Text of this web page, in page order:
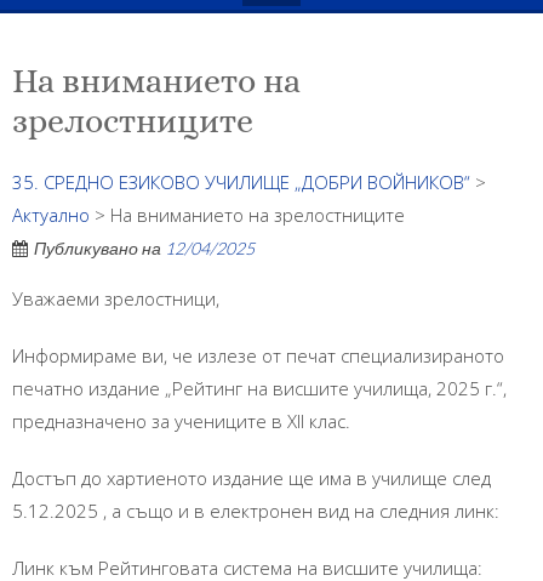
На вниманието на
зрелостниците
35. СРЕДНО ЕЗИКОВО УЧИЛИЩЕ „ДОБРИ ВОЙНИКОВ“ >
Актуално > На вниманието на зрелостниците
Публикувано на 12/04/2025
Уважаеми зрелостници,
Информираме ви, че излезе от печат специализираното
печатно издание „Рейтинг на висшите училища, 2025 г.“,
предназначено за учениците в XII клас.
Достъп до хартиеното издание ще има в училище след
5.12.2025 , а също и в електронен вид на следния линк:
Линк към Рейтинговата система на висшите училища: